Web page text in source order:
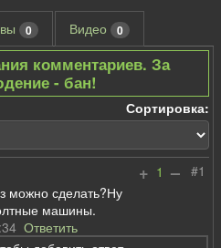
0 Видео 0
комментариев. За
- бан!
Сортировка:
#1
+ 1 –
можно сделать?Ну
машины.
Ответить